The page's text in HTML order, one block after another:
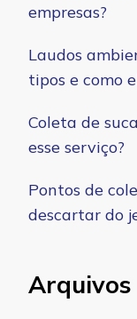
empresas?
Laudos
tipos e como
Coleta de
esse serviço?
Pontos de
descartar do
Arquivos